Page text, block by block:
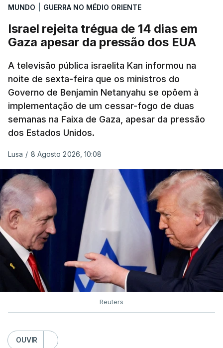
MUNDO GUERRA NO MÉDIO ORIENTE
Israel rejeita trégua de 14 dias em
Gaza apesar da pressão dos EUA
A televisão pública israelita Kan informou na
noite de sexta-feira que os ministros do
Governo de Benjamin Netanyahu se opõem à
implementação de um cessar-fogo de duas
semanas na Faixa de Gaza, apesar da pressão
dos Estados Unidos.
Lusa / 8 Agosto 2026, 10:08
Reuters
OUVIR